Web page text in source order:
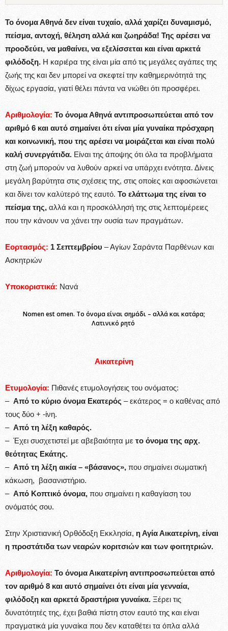
Το όνομα Αθηνά δεν είναι τυχαίο, αλλά χαρίζει δυναμισμό,
πείσμα, αντοχή, θέληση αλλά και ζωηράδα! Της αρέσει να
προοδεύει, να μαθαίνει, να εξελίσσεται και είναι αρκετά
φιλόδοξη. Η καριέρα της είναι μία από τις μεγάλες αγάπες της
ζωής της και δεν μπορεί να σκεφτεί την καθημερινότητά της
δίχως εργασία, γιατί θέλει πάντα να νιώθει ότι προσφέρει.
Αριθμολογία: Το όνομα Αθηνά αντιπροσωπεύεται από τον
αριθμό 6 και αυτό σημαίνει ότι είναι μία γυναίκα πρόσχαρη
και κοινωνική, που της αρέσει να μοιράζεται και είναι πολύ
καλή συνεργάτιδα. Είναι της άποψης ότι όλα τα προβλήματα
στη ζωή μπορούν να λυθούν αρκεί να υπάρχει ενότητα. Δίνεις
μεγάλη βαρύτητα στις σχέσεις της, στις οποίες και αφοσιώνεται
και δίνει τον καλύτερό της εαυτό. Το ελάττωμα της είναι το
πείσμα της, αλλά και η προσκόλλησή της στις λεπτομέρειες
που την κάνουν να χάνει την ουσία των πραγμάτων.
Εορτασμός: 1 Σεπτεμβρίου – Αγίων Σαράντα Παρθένων και
Ασκητριών
Υποκοριστικά: Νανά
Nomen est omen. Το όνομα είναι σημάδι – αλλά και κατάρα;
Λατινικό ρητό
Αικατερίνη
Ετυμολογία: Πιθανές ετυμολογήσεις του ονόματος:
– Από το κύριο όνομα Εκατερός – εκάτερος = ο καθένας από
τους δύο + -ίνη.
– Από τη λέξη καθαρός.
– Έχει συσχετιστεί με αβεβαιότητα με το όνομα της αρχ.
θεότητας Εκάτης.
– Από τη λέξη αικία – «βάσανος», που σημαίνει σωματική
κάκωση, βασανιστήριο.
– Από Κοπτικό όνομα, που σημαίνει η καθαγίαση του
ονόματός σου.
Στην Χριστιανική Ορθόδοξη Εκκλησία, η Αγία Αικατερίνη, είναι
η προστάτιδα των νεαρών κοριτσιών και των φοιτητριών.
Αριθμολογία: Το όνομα Αικατερίνη αντιπροσωπεύεται από
τον αριθμό 8 και αυτό σημαίνει ότι είναι μία γενναία,
φιλόδοξη και αρκετά δραστήρια γυναίκα. Ξέρει τις
δυνατότητές της, έχει βαθιά πίστη στον εαυτό της και είναι
πραγματικά μία γυναίκα που δεν καταθέτει τα όπλα αλλά